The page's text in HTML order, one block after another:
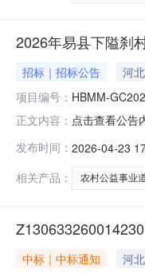
2026年易县下隘刹
招标｜招标公告 河
项目编号： HBMM-
正文内容： 点击查看公告
发布时间： 2026-04-23
相关产品：
农村公益事业
中标｜中标通知 河